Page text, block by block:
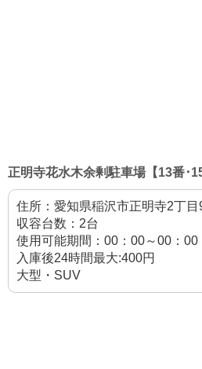
正明寺花水木余剰駐車場【13番･15
住所：愛知県稲沢市正明寺2丁目
収容台数：2台
使用可能期間：00：00～00：
入庫後24時間最大:400円
大型・SUV